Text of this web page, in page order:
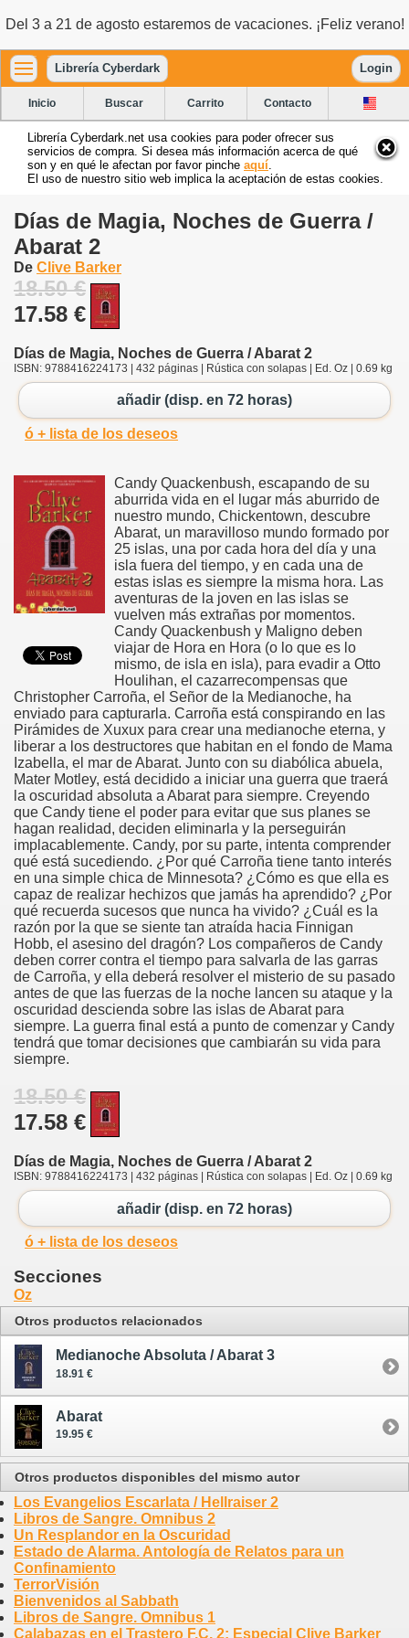
Del 3 a 21 de agosto estaremos de vacaciones. ¡Feliz verano!
Librería Cyberdark Login
Inicio Buscar Carrito Contacto
Librería Cyberdark.net usa cookies para poder ofrecer sus
servicios de compra. Si desea más información acerca de qué
son y en qué le afectan por favor pinche aquí
El uso de nuestro sitio web implica la aceptación de estas cookies.
Días de Magia, Noches de Guerra /
Abarat 2
De Clive Barker
18.50 €
17.58 €
Días de Magia, Noches de Guerra / Abarat 2
ISBN: 9788416224173 | 432 páginas | Rústica con solapas | Ed. Oz | 0.69 kg
añadir (disp. en 72 horas)
ó + lista de los deseos
Candy Quackenbush, escapando de su
aburrida vida en el lugar más aburrido de
nuestro mundo, Chickentown, descubre
Abarat, un maravilloso mundo formado por
25 islas, una por cada hora del día y una
isla fuera del tiempo, y en cada una de
estas islas es siempre la misma hora. Las
aventuras de la joven en las islas se
vuelven más extrañas por momentos.
Candy Quackenbush y Maligno deben
viajar de Hora en Hora (o lo que es lo
mismo, de isla en isla), para evadir a Otto
Houlihan, el cazarrecompensas que
Christopher Carroña, el Señor de la Medianoche, ha
enviado para capturarla. Carroña está conspirando en las
Pirámides de Xuxux para crear una medianoche eterna, y
liberar a los destructores que habitan en el fondo de Mama
Izabella, el mar de Abarat. Junto con su diabólica abuela,
Mater Motley, está decidido a iniciar una guerra que traerá
la oscuridad absoluta a Abarat para siempre. Creyendo
que Candy tiene el poder para evitar que sus planes se
hagan realidad, deciden eliminarla y la perseguirán
implacablemente. Candy, por su parte, intenta comprender
qué está sucediendo. ¿Por qué Carroña tiene tanto interés
en una simple chica de Minnesota? ¿Cómo es que ella es
capaz de realizar hechizos que jamás ha aprendido? ¿Por
qué recuerda sucesos que nunca ha vivido? ¿Cuál es la
razón por la que se siente tan atraída hacia Finnigan
Hobb, el asesino del dragón? Los compañeros de Candy
deben correr contra el tiempo para salvarla de las garras
de Carroña, y ella deberá resolver el misterio de su pasado
antes de que las fuerzas de la noche lancen su ataque y la
oscuridad descienda sobre las islas de Abarat para
siempre. La guerra final está a punto de comenzar y Candy
tendrá que tomar decisiones que cambiarán su vida para
siempre.
18.50 €
17.58 €
Días de Magia, Noches de Guerra / Abarat 2
ISBN: 9788416224173 | 432 páginas | Rústica con solapas | Ed. Oz | 0.69 kg
añadir (disp. en 72 horas)
ó + lista de los deseos
Secciones
Oz
Otros productos relacionados
Medianoche Absoluta / Abarat 3
18.91 €
Abarat
19.95 €
Otros productos disponibles del mismo autor
Los Evangelios Escarlata / Hellraiser 2
Libros de Sangre. Omnibus 2
Un Resplandor en la Oscuridad
Estado de Alarma. Antología de Relatos para un
Confinamiento
TerrorVisión
Bienvenidos al Sabbath
Libros de Sangre. Omnibus 1
Calabazas en el Trastero F.C. 2: Especial Clive Barker